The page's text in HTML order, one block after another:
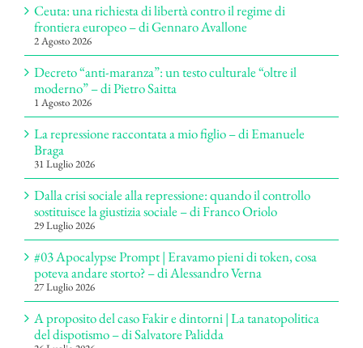
Ceuta: una richiesta di libertà contro il regime di
frontiera europeo – di Gennaro Avallone
2 Agosto 2026
Decreto “anti-maranza”: un testo culturale “oltre il
moderno” – di Pietro Saitta
1 Agosto 2026
La repressione raccontata a mio figlio – di Emanuele
Braga
31 Luglio 2026
Dalla crisi sociale alla repressione: quando il controllo
sostituisce la giustizia sociale – di Franco Oriolo
29 Luglio 2026
#03 Apocalypse Prompt | Eravamo pieni di token, cosa
poteva andare storto? – di Alessandro Verna
27 Luglio 2026
A proposito del caso Fakir e dintorni | La tanatopolitica
del dispotismo – di Salvatore Palidda